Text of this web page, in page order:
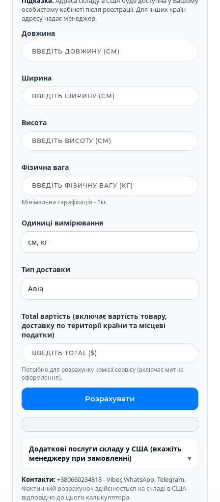
особистому кабінеті після реєстрації. Для інших країн
адресу надає менеджер.
Довжина
Ширина
Висота
Фізична вага
Мінімальна тарифікація - 1кг.
Одиниці вимірювання
Тип доставки
Total вартість (включає вартість товару,
доставку по території країни та місцеві
податки)
Потрібно для розрахунку комісії сервісу (включає митне
оформлення).
Розрахувати
Додаткові послуги складу у США (вкажіть
менеджеру при замовленні)
Контакти: +380660234818 - Viber, WhatsApp, Telegram.
Фактичний розрахунок здійснюється на складі в США
відповідно до цього калькулятора.